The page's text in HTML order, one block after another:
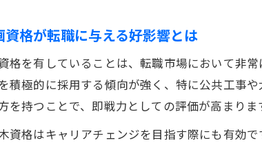
資格が転職に与える好影響とは
格を有していることは、転職市場において非
積極的に採用する傾向が強く、特に公共工事
を持つことで、即戦力としての評価が高まりま
資格はキャリアチェンジを目指す際にも有効